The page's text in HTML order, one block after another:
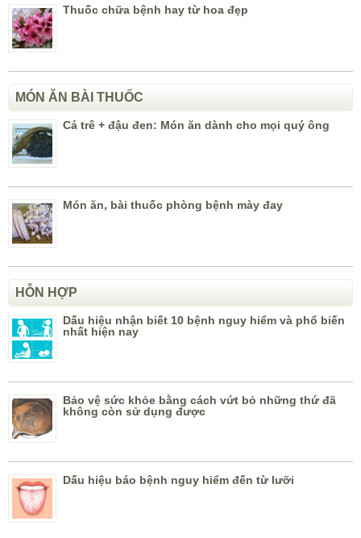
Thuốc chữa bệnh hay từ hoa đẹp
MÓN ĂN BÀI THUỐC
Cá trê + đậu đen: Món ăn dành cho mọi quý ông
Món ăn, bài thuốc phòng bệnh mày đay
HỖN HỢP
Dấu hiệu nhận biết 10 bệnh nguy hiểm và phổ biến
nhất hiện nay
Bảo vệ sức khỏe bằng cách vứt bỏ những thứ đã
không còn sử dụng được
Dấu hiệu báo bệnh nguy hiểm đến từ lưỡi